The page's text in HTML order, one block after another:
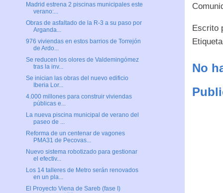
Escrito
No
Madrid estrena 2 piscinas municipales este
verano:...
Obras de asfaltado de la R-3 a su paso por
Arganda...
976 viviendas en estos barrios de Torrejón
de Ardo...
Se reducen los olores de Valdemingómez
tras la inv...
Se inician las obras del nuevo edificio
Iberia Lor...
4.000 millones para construir viviendas
públicas e...
La nueva piscina municipal de verano del
paseo de ...
Reforma de un centenar de vagones
PMA31 de Pecovas...
Nuevo sistema robotizado para gestionar
el efectiv...
Los 14 talleres de Metro serán renovados
en un pla...
El Proyecto Viena de Sareb (fase I)